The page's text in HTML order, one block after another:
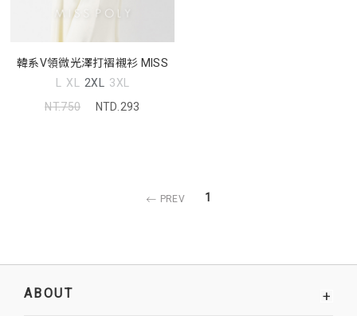
韓系V領微光澤打褶襯衫 MISS
L XL 2XL 3XL
NT.750
NTD.293
PREV 1
ABOUT +